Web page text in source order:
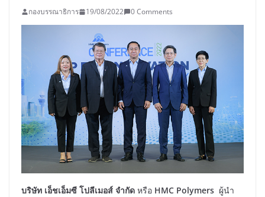
กองบรรณาธิการ 19/08/2022 0 Comments
บริษัท เอ็ชเอ็มซี โปลีเมอส์ จำกัด หรือ HMC Polymers ผู้นำ